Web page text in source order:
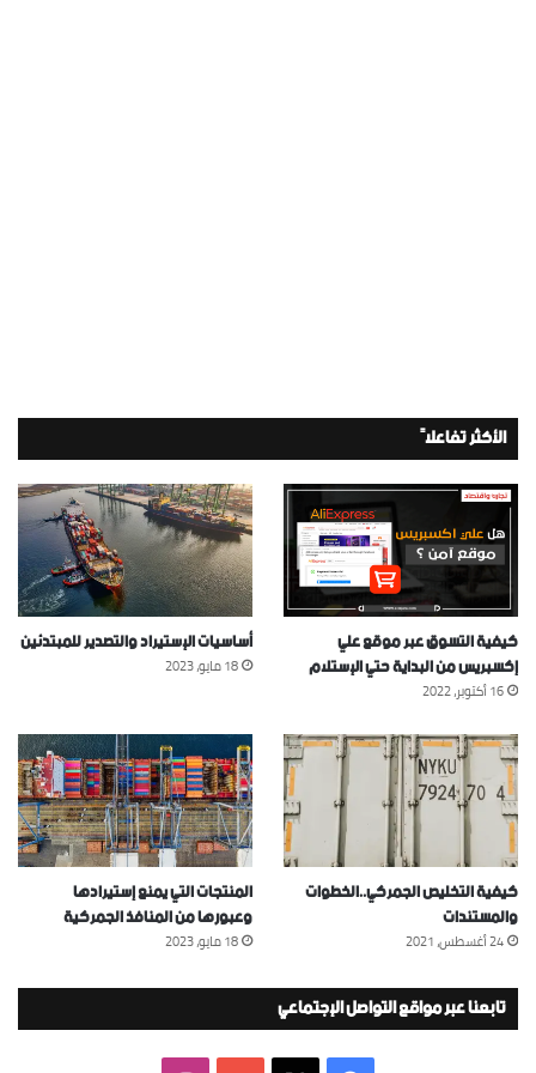
الأكثر تفاعلاً
كيفية التسوق عبر موقع علي
إكسبريس من البداية حتي الإستلام
16 أكتوبر، 2022
أساسيات الإستيراد والتصدير للمبتدئين
18 مايو، 2023
كيفية التخليص الجمركي..الخطوات
والمستندات
24 أغسطس، 2021
المنتجات التي يمنع إستيرادها
وعبورها من المنافذ الجمركية
18 مايو، 2023
تابعنا عبر مواقع التواصل الإجتماعي